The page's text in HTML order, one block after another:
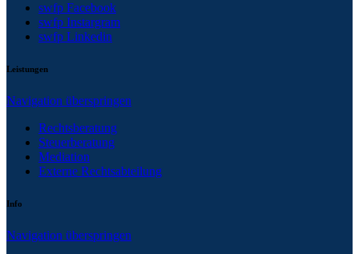
swfp Facebook
swfp Instargram
swfp Linkedin
Leistungen
Navigation überspringen
Rechtsberatung
Steuerberatung
Mediation
Externe Rechtsabteilung
Info
Navigation überspringen